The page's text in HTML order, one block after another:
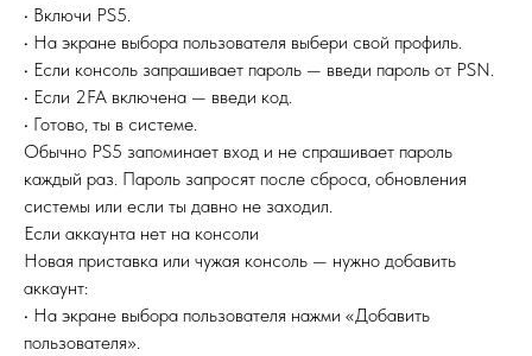
• Включи PS5.
• На экране выбора пользователя выбери свой профиль.
• Если консоль запрашивает пароль — введи пароль от PSN.
• Если 2FA включена — введи код.
• Готово, ты в системе.
Обычно PS5 запоминает вход и не спрашивает пароль
каждый раз. Пароль запросят после сброса, обновления
системы или если ты давно не заходил.
Если аккаунта нет на консоли
Новая приставка или чужая консоль — нужно добавить
аккаунт:
• На экране выбора пользователя нажми «Добавить
пользователя».